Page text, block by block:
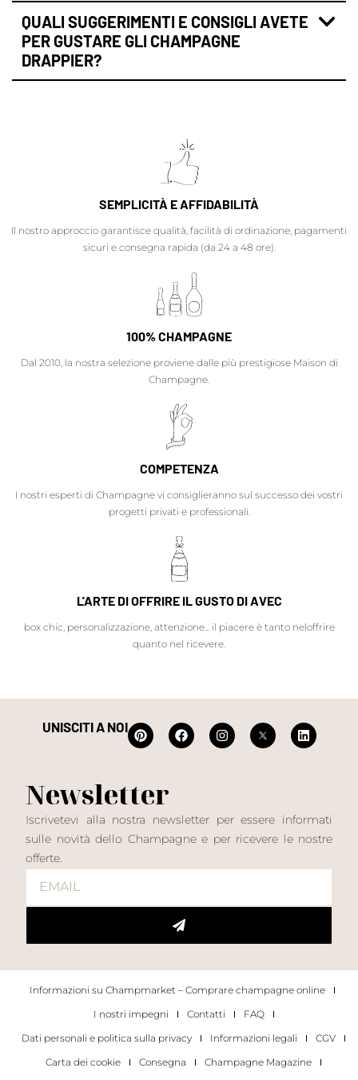
QUALI SUGGERIMENTI E CONSIGLI AVETE
PER GUSTARE GLI CHAMPAGNE
DRAPPIER?
SEMPLICITÀ E AFFIDABILITÀ
Il nostro approccio garantisce qualità, facilità di ordinazione, pagamenti
sicuri e consegna rapida (da 24 a 48 ore).
100% CHAMPAGNE
Dal 2010, la nostra selezione proviene dalle più prestigiose Maison di
Champagne.
COMPETENZA
I nostri esperti di Champagne vi consiglieranno sul successo dei vostri
progetti privati e professionali.
L'ARTE DI OFFRIRE IL GUSTO DI AVEC
box chic, personalizzazione, attenzione... il piacere è tanto neloffrire
quanto nel ricevere.
UNISCITI A NOI
Newsletter
Iscrivetevi alla nostra newsletter per essere informati
sulle novità dello Champagne e per ricevere le nostre
offerte.
Informazioni su Champmarket – Comprare champagne online
I nostri impegni
Contatti
FAQ
Dati personali e politica sulla privacy
Informazioni legali
CGV
Carta dei cookie
Consegna
Champagne Magazine